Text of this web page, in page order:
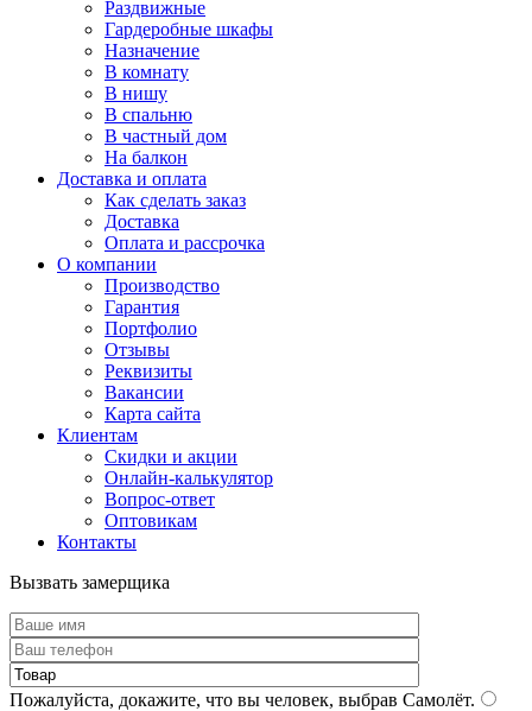
Раздвижные
Гардеробные шкафы
Назначение
В комнату
В нишу
В спальню
В частный дом
На балкон
Доставка и оплата
Как сделать заказ
Доставка
Оплата и рассрочка
О компании
Производство
Гарантия
Портфолио
Отзывы
Реквизиты
Вакансии
Карта сайта
Клиентам
Скидки и акции
Онлайн-калькулятор
Вопрос-ответ
Оптовикам
Контакты
Вызвать замерщика
Пожалуйста, докажите, что вы человек, выбрав Самолёт.